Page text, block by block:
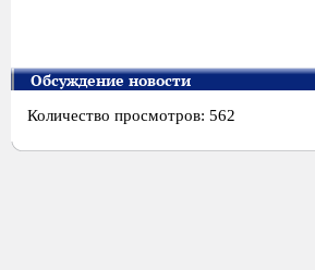
Обсуждение новости
Количество просмотров: 562